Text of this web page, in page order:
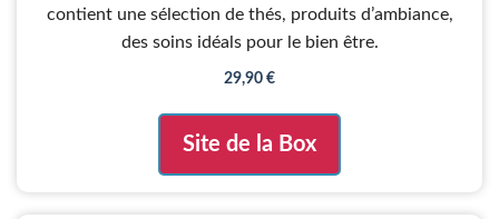
r
5
contient une sélection de thés, produits d’ambiance,
des soins idéals pour le bien être.
29,90 €
Site de la Box